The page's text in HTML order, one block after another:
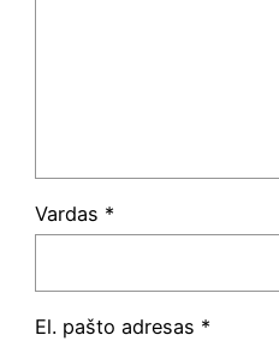
Vardas *
El. pašto adresas *